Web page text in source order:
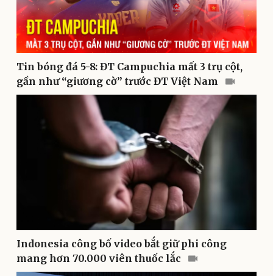
Sân khấu - Điện ảnh
Văn học
Âm nhạc
Di sản
Nghệ sĩ
Thời trang
Sao Việt
Tin bóng đá 5-8: ĐT Campuchia mất 3 trụ cột,
gần như “giương cờ” trước ĐT Việt Nam
Indonesia công bố video bắt giữ phi công
mang hơn 70.000 viên thuốc lắc